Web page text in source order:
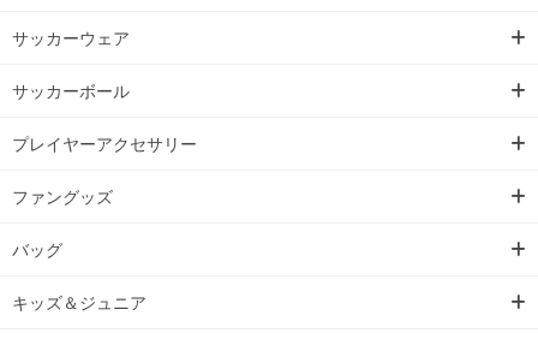
サッカーウェア
サッカーボール
プレイヤーアクセサリー
ファングッズ
バッグ
キッズ＆ジュニア